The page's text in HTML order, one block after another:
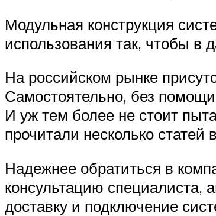
Модульная конструкция
использования так, чтобы
На российском рынке
Самостоятельно, без
И уж тем более не стоит
прочитали несколько
Надежнее обратиться в
консультацию специалиста,
доставку и подключение